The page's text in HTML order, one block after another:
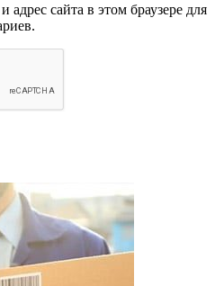
сайта в этом браузере для